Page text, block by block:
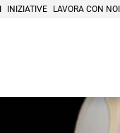
INIZIATIVE LAVORA CON NOI